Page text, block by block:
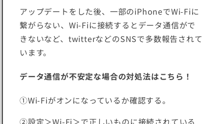
アップデートをした後、一部のiPhoneでWi-Fiに
繋がらない、Wi-Fiに接続するとデータ通信がで
きないなど、twitterなどのSNSで多数報告されて
います。
データ通信が不安定な場合の対処法はこちら！
①Wi-Fiがオンになっているか確認する。
②設定＞Wi-Fi＞で正しいものに接続されている